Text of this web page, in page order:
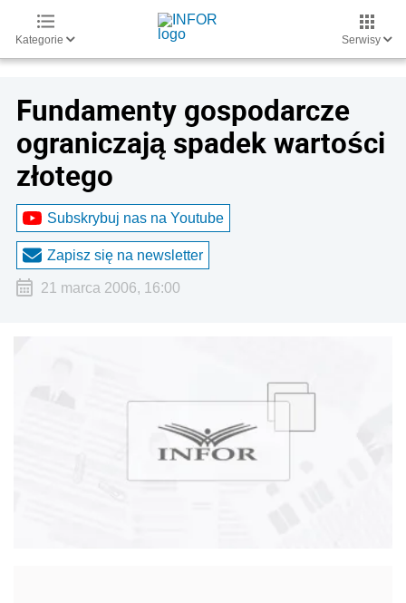
Kategorie Serwisy
Fundamenty gospodarcze
ograniczają spadek wartości
złotego
Subskrybuj nas na Youtube
Zapisz się na newsletter
21 marca 2006, 16:00